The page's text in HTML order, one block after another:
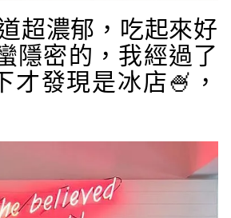
超濃郁，吃起來好
隱密的，我經過了
發現是冰店🍧，